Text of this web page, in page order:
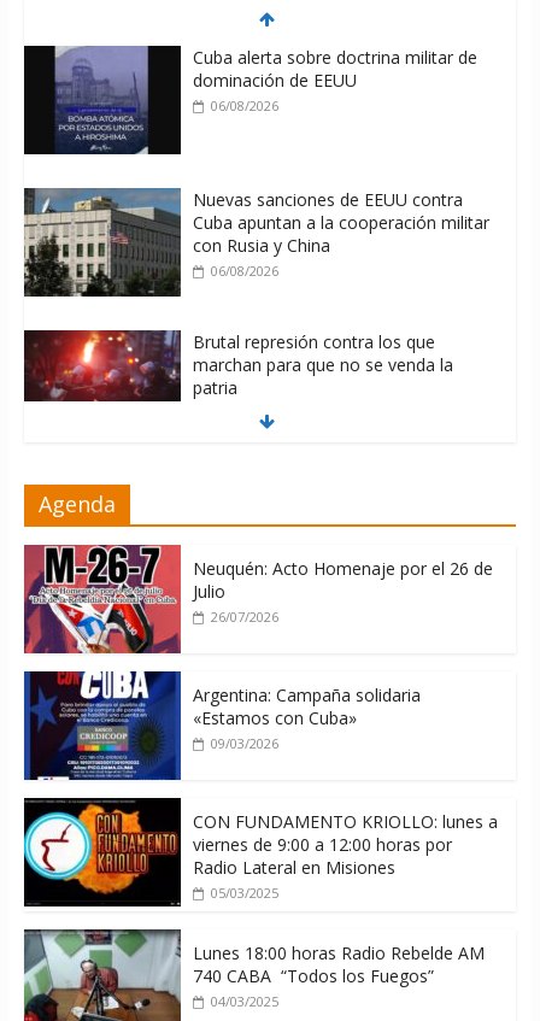
Cuba alerta sobre doctrina militar de
dominación de EEUU
06/08/2026
Nuevas sanciones de EEUU contra
Cuba apuntan a la cooperación militar
con Rusia y China
06/08/2026
Brutal represión contra los que
marchan para que no se venda la
patria
06/08/2026
06/08/2026
Agenda
Neuquén: Acto Homenaje por el 26 de
Julio
26/07/2026
Argentina: Campaña solidaria
«Estamos con Cuba»
09/03/2026
CON FUNDAMENTO KRIOLLO: lunes a
viernes de 9:00 a 12:00 horas por
Radio Lateral en Misiones
05/03/2025
Lunes 18:00 horas Radio Rebelde AM
740 CABA “Todos los Fuegos”
04/03/2025